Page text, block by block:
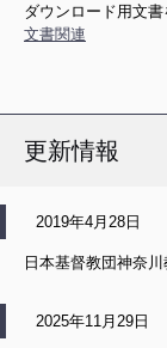
ダウンロード用文書
文書関連
更新情報
2019年4月28日
日本基督教団神奈
2025年11月29日